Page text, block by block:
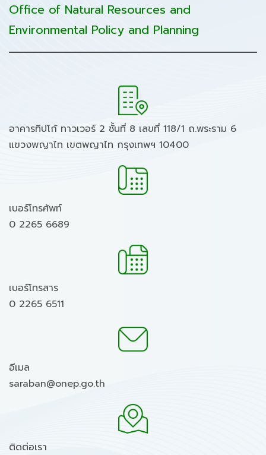
Office of Natural Resources and
Environmental Policy and Planning
อาคารทิปโก้ ทาวเวอร์ 2 ชั้นที่ 8 เลขที่ 118/1 ถ.พระราม 6
แขวงพญาไท เขตพญาไท กรุงเทพฯ 10400
เบอร์โทรศัพท์
0 2265 6689
เบอร์โทรสาร
0 2265 6511
อีเมล
saraban@onep.go.th
ติดต่อเรา